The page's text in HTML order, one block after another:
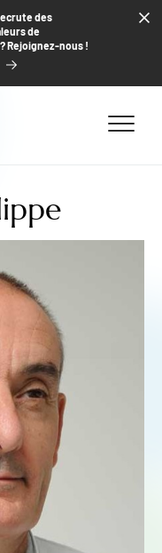
des
de
Rejoignez-nous !